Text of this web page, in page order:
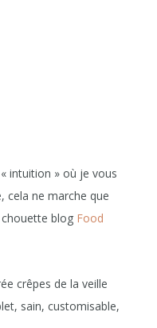
intuition » où je vous
cela ne marche que
blogFood
crêpes de la veille
sain, customisable,